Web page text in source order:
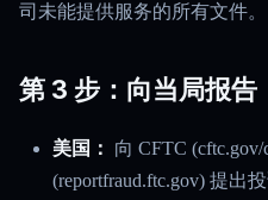
司未能提供服务的所有文件。
第 3 步：向当局报告
美国：
向 CFTC
(reportfraud.ftc.gov) 提出